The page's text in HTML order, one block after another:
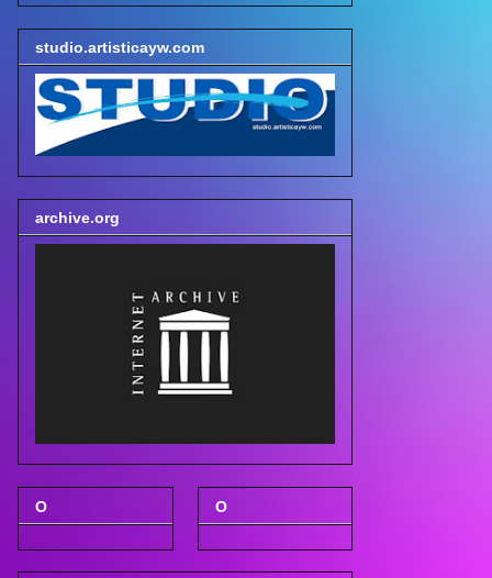
studio.artisticayw.com
archive.org
O O